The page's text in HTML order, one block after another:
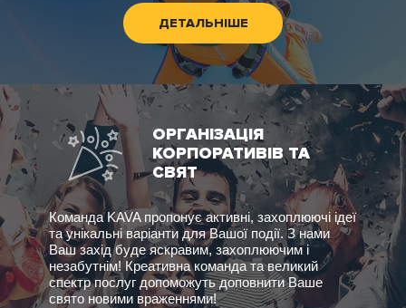
ДЕТАЛЬНІШЕ
ОРГАНІЗАЦІЯ
КОРПОРАТИВІВ ТА
СВЯТ
Команда KAVA пропонує активні, захоплюючі ідеї
та унікальні варіанти для Вашої події. З нами
Ваш захід буде яскравим, захоплюючим і
незабутнім! Креативна команда та великий
спектр послуг допоможуть доповнити Ваше
свято новими враженнями!